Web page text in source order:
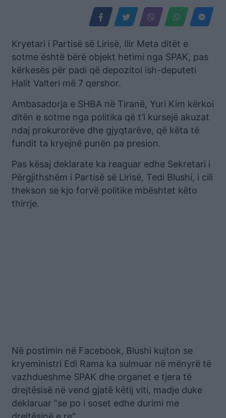
Kryetari i Partisë së Lirisë, Ilir Meta ditët e
sotme është bërë objekt hetimi nga SPAK, pas
kërkesës për padi që depozitoi ish-deputeti
Halit Valteri më 7 qershor.
Ambasadorja e SHBA në Tiranë, Yuri Kim kërkoi
ditën e sotme nga politika që t’i kursejë akuzat
ndaj prokurorëve dhe gjyqtarëve, që këta të
fundit ta kryejnë punën pa presion.
Pas kësaj deklarate ka reaguar edhe Sekretari i
Përgjithshëm i Partisë së Lirisë, Tedi Blushi, i cili
thekson se kjo forvë politike mbështet këto
thirrje.
Në postimin në Facebook, Blushi kujton se
kryeministri Edi Rama ka sulmuar në mënyrë të
vazhdueshme SPAK dhe organet e tjera të
drejtësisë në vend gjatë këtij viti, madje duke
deklaruar “se po i soset edhe durimi me